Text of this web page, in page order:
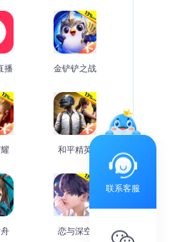
播 金铲铲之战
和平精英
恋与深空
联系客服